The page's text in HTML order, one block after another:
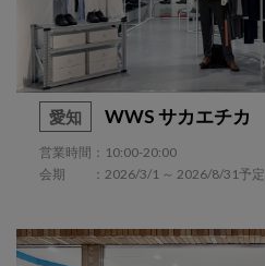
愛知 WWS サカエチカ
営業時間：10:00-20:00
会期 ：2026/3/1 ～ 2026/8/31予定